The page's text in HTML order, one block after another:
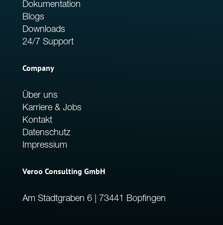
Dokumentation
Blogs
Downloads
24/7 Support
Company
Über uns
Karriere & Jobs
Kontakt
Datenschutz
Impressium
Veroo Consulting GmbH
Am Stadtgraben 6 | 73441 Bopfingen